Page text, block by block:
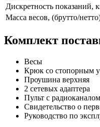
Дискретность показаний,
Масса весов, (брутто/
Комплект
Весы
Крюк со стопорным
Проушина верхняя
2 сетевых адаптера
Пульт с
Свидетельство о
Руководство по